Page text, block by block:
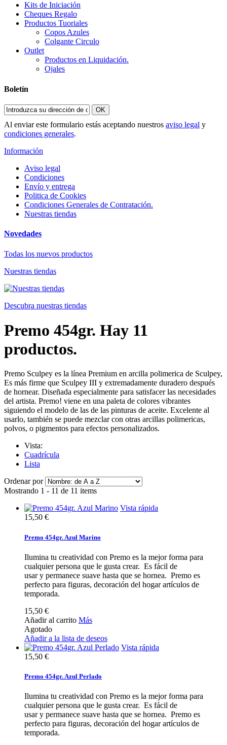
Kits de Iniciación
Cheques Regalo
Productos Tuoriales
Copos Azules
Colgante Circulo
Outlet
Productos en Liquidación.
Ojales
Boletín
OK
Al enviar este formulario estás aceptando nuestros aviso legal y
condiciones generales.
Información
Aviso legal
Condiciones
Envío y entrega
Politica de Cookies
Condiciones Generales de Contratación.
Nuestras tiendas
Novedades
Todas los nuevos productos
Nuestras tiendas
Descubra nuestras tiendas
Premo 454gr. Hay 11
productos.
Premo Sculpey es la línea Premium en arcilla polimerica de Sculpey,
Es más firme que Sculpey III y extremadamente duradero después
de hornear. Diseñada especialmente para satisfacer las necesidades
del artista. Premo! viene en una paleta de colores vibrantes
siguiendo el modelo de las de las pinturas de aceite. Excelente al
usarlo, también se puede mezclar con otras arcillas polimericas,
polvos, o pigmentos para efectos personalizados.
Vista:
Cuadrícula
Lista
Ordenar por
Mostrando 1 - 11 de 11 items
Vista rápida
15,50 €
Premo 454gr. Azul Marino
Ilumina tu creatividad con Premo es la mejor forma para
cualquier persona que le gusta crear. Es fácil de
usar y permanece suave hasta que se hornea. Premo es
perfecto para figuras, decoración del hogar artículos de
temporada.
15,50 €
Añadir al carrito Más
Agotado
Añadir a la lista de deseos
Vista rápida
15,50 €
Premo 454gr. Azul Perlado
Ilumina tu creatividad con Premo es la mejor forma para
cualquier persona que le gusta crear. Es fácil de
usar y permanece suave hasta que se hornea. Premo es
perfecto para figuras, decoración del hogar artículos de
temporada.